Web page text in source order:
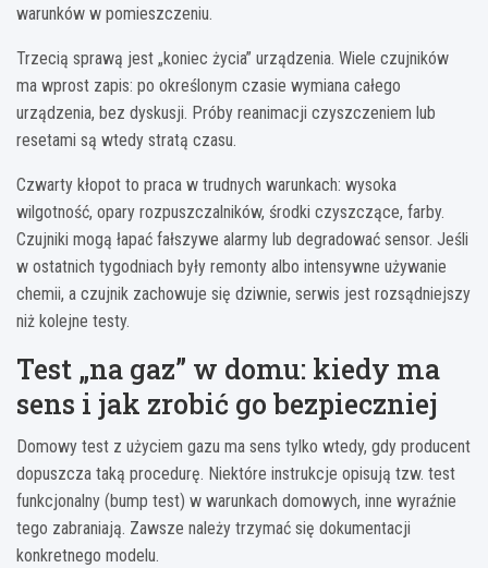
warunków w pomieszczeniu.
Trzecią sprawą jest „koniec życia” urządzenia. Wiele czujników
ma wprost zapis: po określonym czasie wymiana całego
urządzenia, bez dyskusji. Próby reanimacji czyszczeniem lub
resetami są wtedy stratą czasu.
Czwarty kłopot to praca w trudnych warunkach: wysoka
wilgotność, opary rozpuszczalników, środki czyszczące, farby.
Czujniki mogą łapać fałszywe alarmy lub degradować sensor. Jeśli
w ostatnich tygodniach były remonty albo intensywne używanie
chemii, a czujnik zachowuje się dziwnie, serwis jest rozsądniejszy
niż kolejne testy.
Test „na gaz” w domu: kiedy ma
sens i jak zrobić go bezpieczniej
Domowy test z użyciem gazu ma sens tylko wtedy, gdy producent
dopuszcza taką procedurę. Niektóre instrukcje opisują tzw. test
funkcjonalny (bump test) w warunkach domowych, inne wyraźnie
tego zabraniają. Zawsze należy trzymać się dokumentacji
konkretnego modelu.